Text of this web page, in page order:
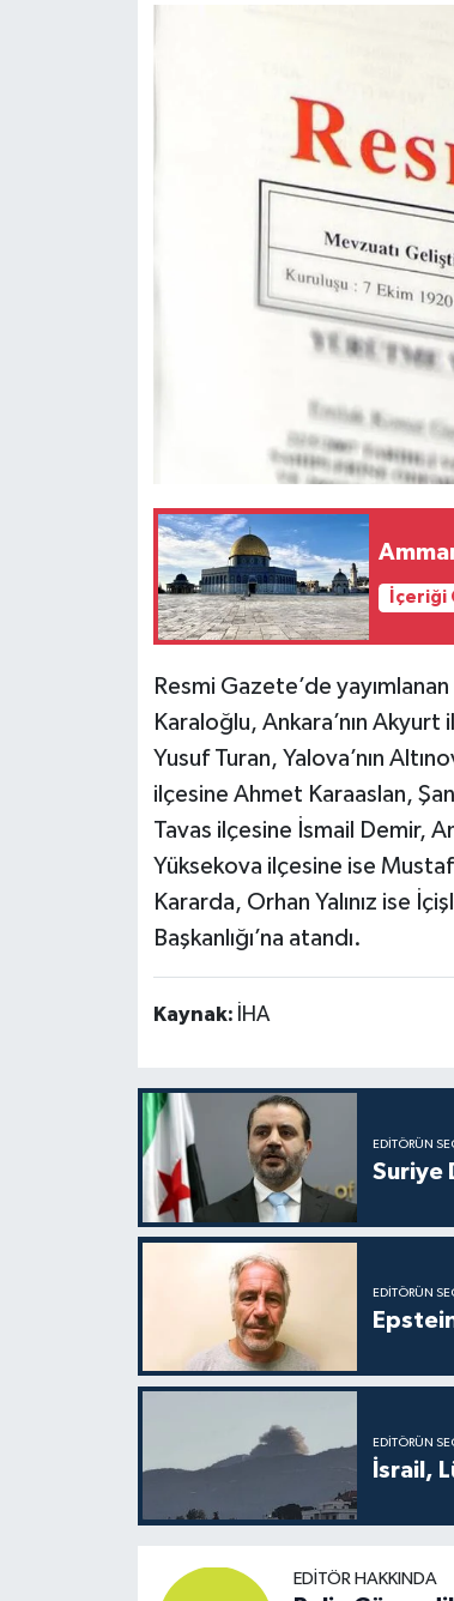
İçeriği
Resmi Gazete’de
Karaloğlu, Ankara’nın Akyurt
Yusuf Turan, Yalova’nın
ilçesine Ahmet Karaaslan,
Tavas ilçesine İsmail Demir,
Yüksekova ilçesine ise
Kararda, Orhan Yalınız ise
Başkanlığı’na atandı.
Kaynak: İHA
EDITÖRÜN
Suriye
EDITÖRÜN
EDITÖRÜN
İsrail,
EDITÖR HAKKINDA